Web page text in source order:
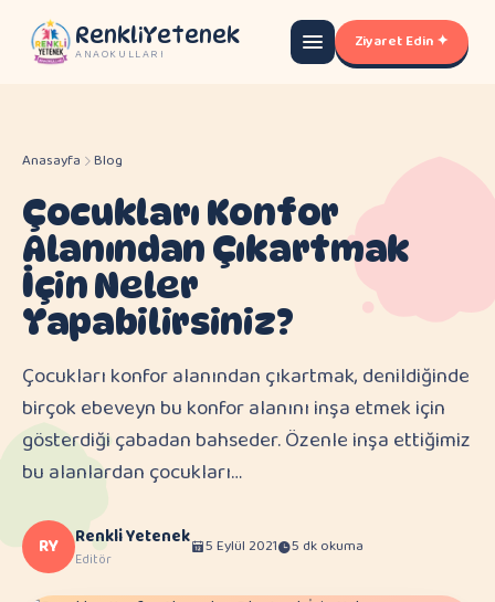
RenkliYetenek
ANAOKULLARI
Ziyaret Edin ✦
Anasayfa Blog
Çocukları Konfor
Alanından Çıkartmak
İçin Neler
Yapabilirsiniz?
Çocukları konfor alanından çıkartmak, denildiğinde
birçok ebeveyn bu konfor alanını inşa etmek için
gösterdiği çabadan bahseder. Özenle inşa ettiğimiz
bu alanlardan çocukları…
RY Renkli Yetenek
Editör
5 Eylül 2021 5 dk okuma